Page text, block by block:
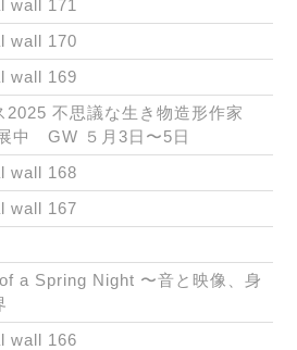
wall 171
wall 170
wall 169
2025 不思議な生き物造形作家
中 GW ５月3日〜5日
wall 168
wall 167
a Spring Night 〜音と映像、身
wall 166